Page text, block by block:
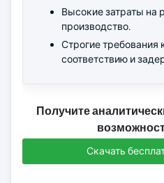
Высокие затраты на
производство.
Строгие требования
соответствию и
Получите
Скачать